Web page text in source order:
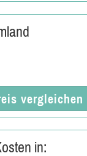
vergleichen
in: